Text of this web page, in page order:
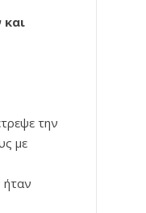
την
με
ήταν